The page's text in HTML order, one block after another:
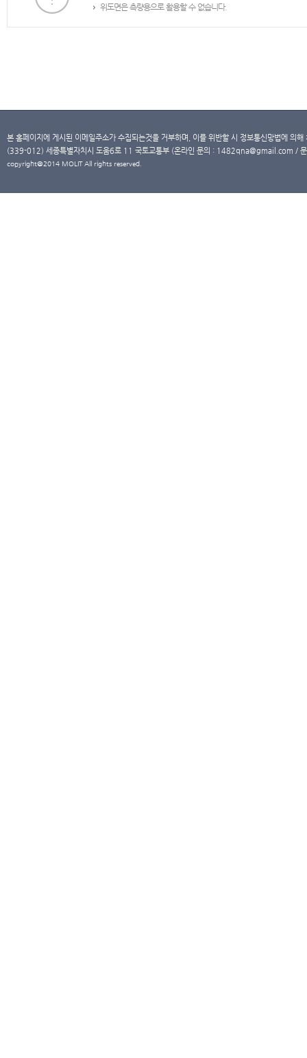
위도면은 측량용으로 활용할 수 없습니다.
본 홈페이지에 게시된 이메일주소가 수집되는것을 거부하며, 이를 위반할 시 정보통신망법에 의
(339-012) 세종특별자치시 도움6로 11 국토교통부 (온라인 문의 : 1482qna@gmail.com /
copyright@2014 MOLIT All rights reserved.